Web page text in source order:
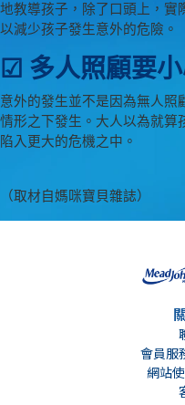
地教導孩子，除了口頭上，實
以減少孩子發生意外的危險。
☑ 多人照顧要
意外的發生並不是因為無人照
情形之下發生。大人以為就算
陷入更大的危機之中。
（取材自媽咪寶貝雜誌）
會員服
網站